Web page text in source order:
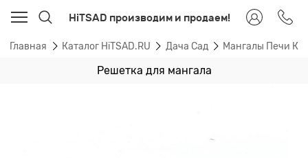
HiTSAD производим и продаем!
Главная Каталог HiTSAD.RU Дача Сад Мангалы Печи
Решетка для мангала